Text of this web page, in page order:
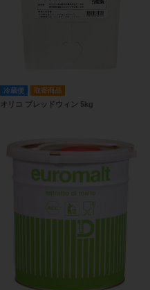
冷蔵便 取寄商品
オリコ ブレッドウィン 5kg